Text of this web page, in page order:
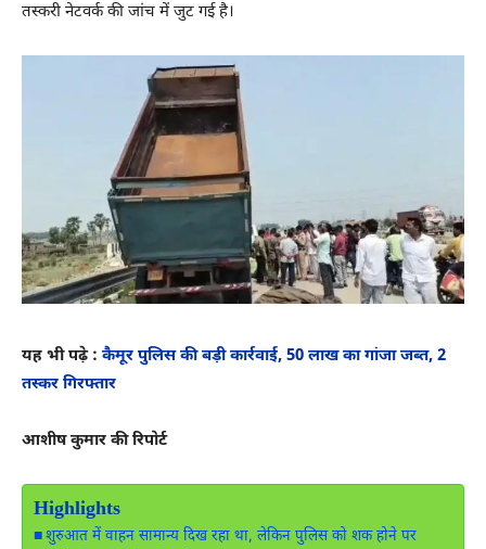
तस्करी नेटवर्क की जांच में जुट गई है।
यह भी पढ़े : कैमूर पुलिस की बड़ी कार्रवाई, 50 लाख का गांजा जब्त, 2
तस्कर गिरफ्तार
आशीष कुमार की रिपोर्ट
Highlights
शुरुआत में वाहन सामान्य दिख रहा था, लेकिन पुलिस को शक होने पर